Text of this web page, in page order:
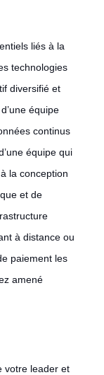
liés à la
technologies
diversifié et
équipe
continus
équipe qui
la conception
et de
à distance ou
paiement les
amené
votre leader et